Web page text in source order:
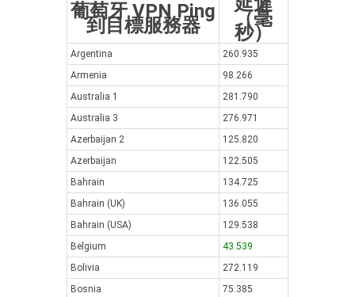
葡萄牙 VPN Ping
到目標服務器 （毫
秒）
Argentina
260.935
Armenia
98.266
Australia 1
281.790
Australia 3
276.971
Azerbaijan 2
125.820
Azerbaijan
122.505
Bahrain
134.725
Bahrain (UK)
136.055
Bahrain (USA)
129.538
Belgium
43.539
Bolivia
272.119
Bosnia
75.385